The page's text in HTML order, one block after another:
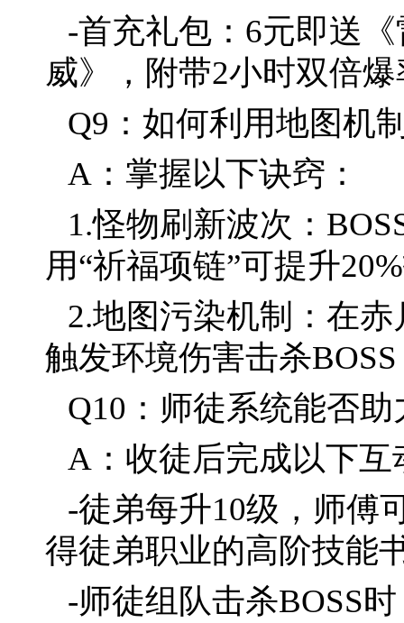
-首充礼包：6元即送
威》，附带2小时双倍
Q9：如何利用地图机
A：掌握以下诀窍：
1.怪物刷新波次：
用“祈福项链”可提升
2.地图污染机制：在
触发环境伤害击杀
Q10：师徒系统能否
A：收徒后完成以下互
-徒弟每升10级，师傅
得徒弟职业的高阶技能
-师徒组队击杀BOSS